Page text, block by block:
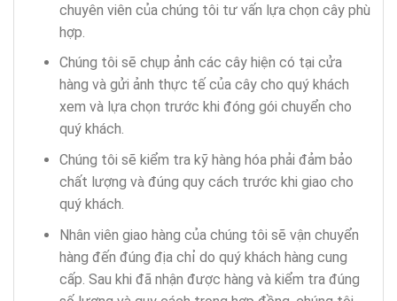
chuyên viên của chúng tôi tư vấn lựa chọn cây phù
hợp.
Chúng tôi sẽ chụp ảnh các cây hiện có tại cửa
hàng và gửi ảnh thực tế của cây cho quý khách
xem và lựa chọn trước khi đóng gói chuyển cho
quý khách.
Chúng tôi sẽ kiểm tra kỹ hàng hóa phải đảm bảo
chất lượng và đúng quy cách trước khi giao cho
quý khách.
Nhân viên giao hàng của chúng tôi sẽ vận chuyển
hàng đến đúng địa chỉ do quý khách hàng cung
cấp. Sau khi đã nhận được hàng và kiểm tra đúng